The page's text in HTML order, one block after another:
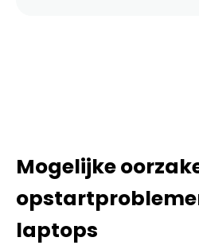
Mogelijke
laptops